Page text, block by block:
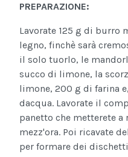
PREPARAZIONE:
Lavorate 125 g di burro
legno, finchè sarà
il solo tuorlo, le
succo di limone, la
limone, 200 g di farina
dacqua. Lavorate il
panetto che metterete
mezz'ora. Poi ricavate
per formare dei